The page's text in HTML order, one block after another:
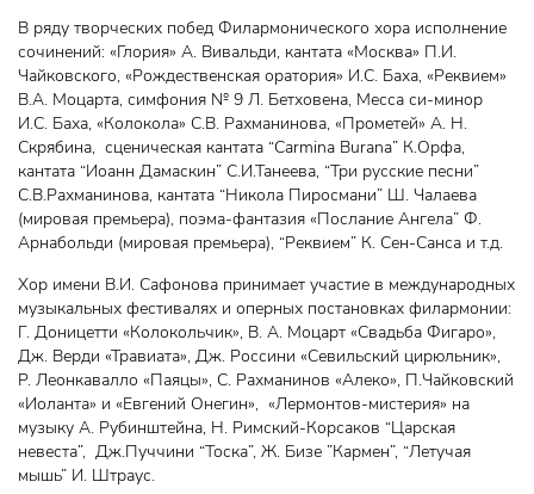
В ряду творческих побед Филармонического хора исполнение
сочинений: «Глория» А. Вивальди, кантата «Москва» П.И.
Чайковского, «Рождественская оратория» И.С. Баха, «Реквием»
В.А. Моцарта, симфония № 9 Л. Бетховена, Месса си-минор
И.С. Баха, «Колокола» С.В. Рахманинова, «Прометей» А. Н.
Скрябина, сценическая кантата “Carmina Burana” К.Орфа,
кантата “Иоанн Дамаскин” С.И.Танеева, “Три русские песни”
С.В.Рахманинова, кантата “Никола Пиросмани” Ш. Чалаева
(мировая премьера), поэма-фантазия «Послание Ангела” Ф.
Арнабольди (мировая премьера), “Реквием” К. Сен-Санса и т.д.
Хор имени В.И. Сафонова принимает участие в международных
музыкальных фестивалях и оперных постановках филармонии:
Г. Доницетти «Колокольчик», В. А. Моцарт «Свадьба Фигаро»,
Дж. Верди «Травиата», Дж. Россини «Севильский цирюльник»,
Р. Леонкавалло «Паяцы», С. Рахманинов «Алеко», П.Чайковский
«Иоланта» и «Евгений Онегин», «Лермонтов-мистерия» на
музыку А. Рубинштейна, Н. Римский-Корсаков “Царская
невеста”, Дж.Пуччини “Тоска”, Ж. Бизе ”Кармен”, “Летучая
мышь” И. Штраус.